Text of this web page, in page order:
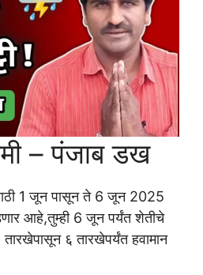
– पंजाब डख
1 जून पासून ते 6 जून 2025
आहे,तुम्ही 6 जून पर्यंत शेतीचे
६ तारखेपर्यंत हवामान